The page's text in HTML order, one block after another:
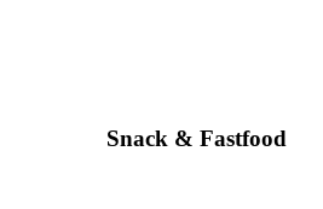
Snack & Fastfood